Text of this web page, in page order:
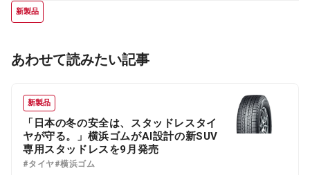
新製品
あわせて読みたい記事
新製品
「日本の冬の安全は、スタッドレスタイ
ヤが守る。」横浜ゴムがAI設計の新SUV
専用スタッドレスを9月発売
#タイヤ#横浜ゴム